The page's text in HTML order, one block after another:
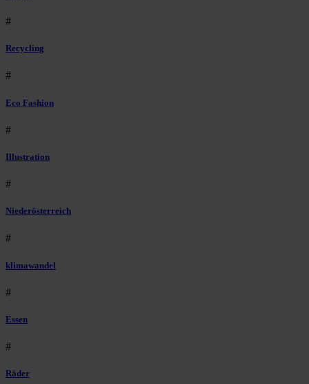
#
Recycling
#
Eco Fashion
#
Illustration
#
Niederösterreich
#
klimawandel
#
Essen
#
Räder